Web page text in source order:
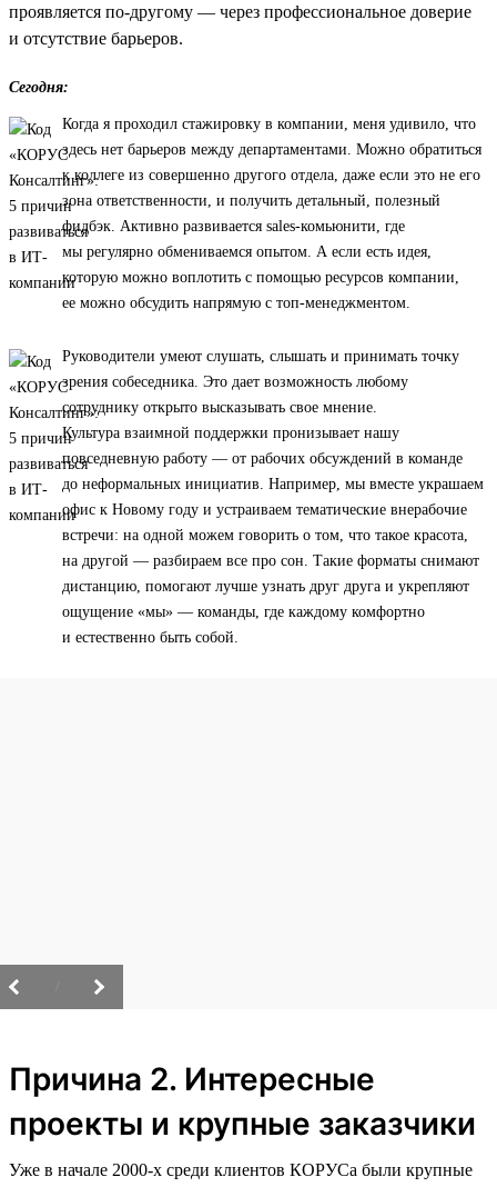
проявляется по-другому — через профессиональное доверие
и отсутствие барьеров.
Сегодня:
Когда я проходил стажировку в компании, меня удивило, что
здесь нет барьеров между департаментами. Можно обратиться
к коллеге из совершенно другого отдела, даже если это не его
зона ответственности, и получить детальный, полезный
фидбэк. Активно развивается sales-комьюнити, где
мы регулярно обмениваемся опытом. А если есть идея,
которую можно воплотить с помощью ресурсов компании,
ее можно обсудить напрямую с топ-менеджментом.
Руководители умеют слушать, слышать и принимать точку
зрения собеседника. Это дает возможность любому
сотруднику открыто высказывать свое мнение.
Культура взаимной поддержки пронизывает нашу
повседневную работу — от рабочих обсуждений в команде
до неформальных инициатив. Например, мы вместе украшаем
офис к Новому году и устраиваем тематические внерабочие
встречи: на одной можем говорить о том, что такое красота,
на другой — разбираем все про сон. Такие форматы снимают
дистанцию, помогают лучше узнать друг друга и укрепляют
ощущение «мы» — команды, где каждому комфортно
и естественно быть собой.
Причина 2. Интересные
проекты и крупные заказчики
Уже в начале 2000-х среди клиентов КОРУСа были крупные